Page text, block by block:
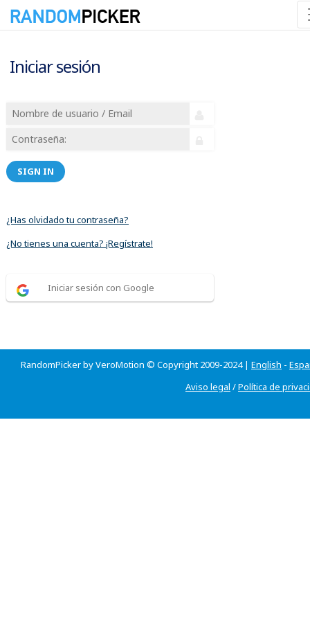
Iniciar sesión
SIGN IN
¿Has olvidado tu contraseña?
¿No tienes una cuenta? ¡Regístrate!
Iniciar sesión con Google
RandomPicker by VeroMotion © Copyright 2009-2024 | English -
Aviso legal /Política de